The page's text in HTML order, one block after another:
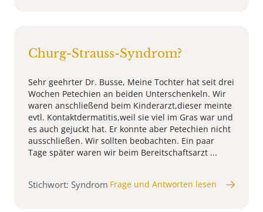
Churg-Strauss-Syndrom?
Sehr geehrter Dr. Busse, Meine Tochter hat seit drei
Wochen Petechien an beiden Unterschenkeln. Wir
waren anschließend beim Kinderarzt,dieser meinte
evtl. Kontaktdermatitis,weil sie viel im Gras war und
es auch gejuckt hat. Er konnte aber Petechien nicht
ausschließen. Wir sollten beobachten. Ein paar
Tage später waren wir beim Bereitschaftsarzt ...
Stichwort: Syndrom Frage und Antworten lesen